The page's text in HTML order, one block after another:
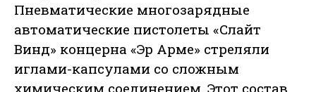
Пневматические многозарядные
автоматические пистолеты «Слайт
Винд» концерна «Эр Арме» стреляли
иглами-капсулами со сложным
химическим соединением. Этот состав